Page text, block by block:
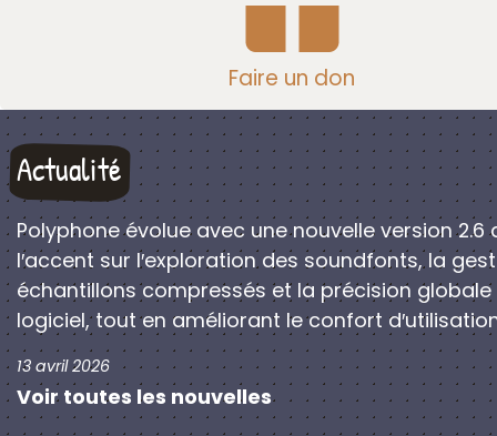
Faire un don
Actualité
Polyphone évolue avec une nouvelle version 2.6
l′accent sur l′exploration des soundfonts, la
échantillons compressés et la précision globale
logiciel, tout en améliorant le confort
13 avril 2026
Voir toutes les nouvelles